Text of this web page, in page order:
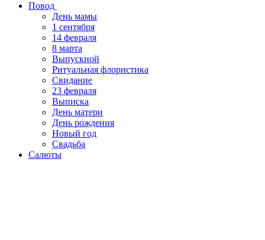
Повод
День мамы
1 сентября
14 февраля
8 марта
Выпускной
Ритуальная флористика
Свидание
23 февраля
Выписка
День матери
День рождения
Новый год
Свадьба
Салюты